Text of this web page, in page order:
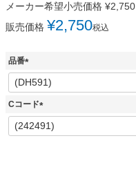
メーカー希望小売価格 ¥2,750
販売価格 ¥2,750税込
品番
(
必
須
Cコード
(
必